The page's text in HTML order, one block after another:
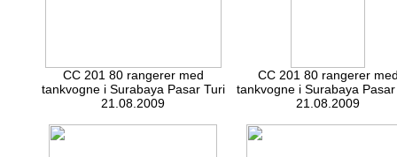
CC 201 80 rangerer med
tankvogne i Surabaya Pasar Turi
21.08.2009
CC 201 80 rangerer
tankvogne i Surabaya
21.08.2009